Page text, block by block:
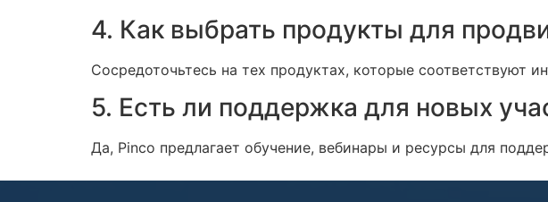
4. Как выбрать продукты для
Сосредоточьтесь на тех продуктах, которые соответствуют
5. Есть ли поддержка для новых
Да, Pinco предлагает обучение, вебинары и ресурсы для